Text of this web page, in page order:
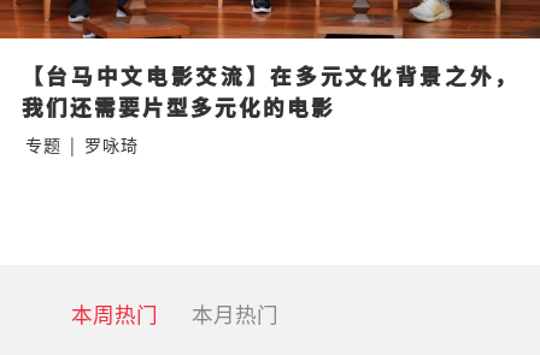
【台马中文电影交流】在多元文化背景之外，
我们还需要片型多元化的电影
专题 | 罗咏琦
本周热门 本月热门